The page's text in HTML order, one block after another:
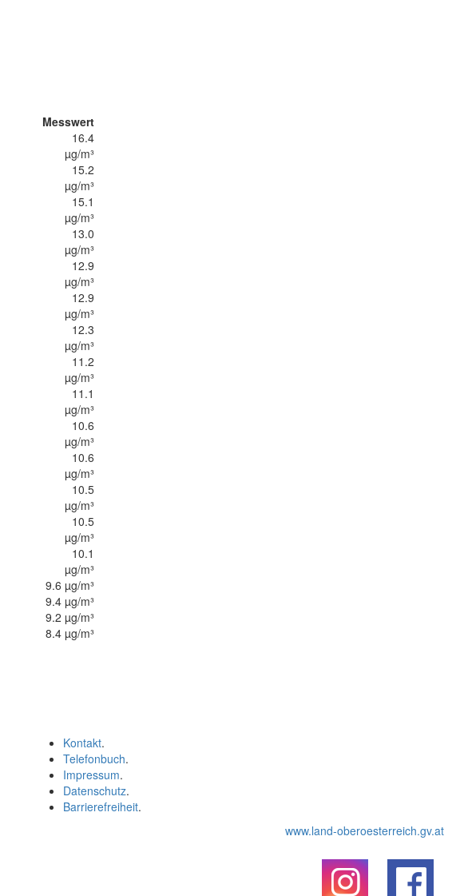
Messwert
16.4
µg/m³
15.2
µg/m³
15.1
µg/m³
13.0
µg/m³
12.9
µg/m³
12.9
µg/m³
12.3
µg/m³
11.2
µg/m³
11.1
µg/m³
10.6
µg/m³
10.6
µg/m³
10.5
µg/m³
10.5
µg/m³
10.1
µg/m³
9.6 µg/m³
9.4 µg/m³
9.2 µg/m³
8.4 µg/m³
Kontakt.
Telefonbuch.
Impressum.
Datenschutz.
Barrierefreiheit.
www.land-oberoesterreich.gv.at